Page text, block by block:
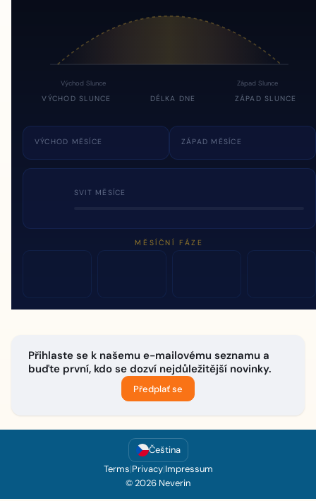
Východ Slunce Západ Slunce
VÝCHOD SLUNCE DÉLKA DNE ZÁPAD SLUNCE
VÝCHOD MĚSÍCE ZÁPAD MĚSÍCE
SVIT MĚSÍCE
MĚSÍČNÍ FÁZE
Přihlaste se k našemu e-mailovému seznamu a
buďte první, kdo se dozví nejdůležitější novinky.
Předplať se
Čeština
Terms|Privacy|Impressum
© 2026 Neverin